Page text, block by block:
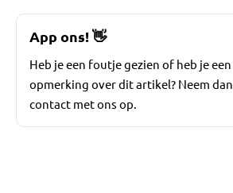
App ons!👋
Heb je een foutje gezien of heb je een
opmerking over dit artikel? Neem dan
contact met ons op.